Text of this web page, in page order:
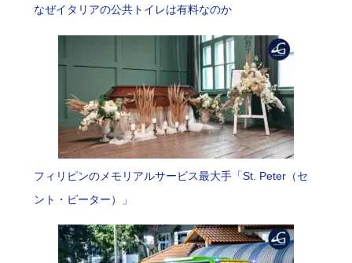
なぜイタリアの公共トイレは有料なのか
フィリピンのメモリアルサービス最大手「St. Peter（セ
ント・ピーター）」